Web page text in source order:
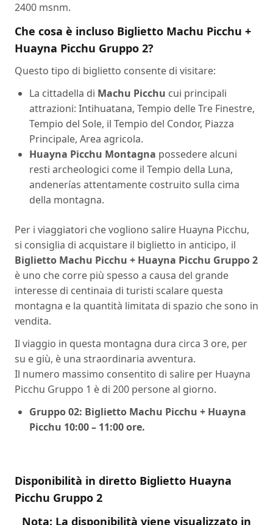
2400 msnm.
Che cosa è incluso Biglietto Machu Picchu +
Huayna Picchu Gruppo 2?
Questo tipo di biglietto consente di visitare:
La cittadella di Machu Picchu cui principali
attrazioni: Intihuatana, Tempio delle Tre Finestre,
Tempio del Sole, il Tempio del Condor, Piazza
Principale, Area agricola.
Huayna Picchu Montagna possedere alcuni
resti archeologici come il Tempio della Luna,
andenerías attentamente costruito sulla cima
della montagna.
Per i viaggiatori che vogliono salire Huayna Picchu,
si consiglia di acquistare il biglietto in anticipo, il
Biglietto Machu Picchu + Huayna Picchu Gruppo 2
è uno che corre più spesso a causa del grande
interesse di centinaia di turisti scalare questa
montagna e la quantità limitata di spazio che sono in
vendita.
Il viaggio in questa montagna dura circa 3 ore, per
su e giù, è una straordinaria avventura.
Il numero massimo consentito di salire per Huayna
Picchu Gruppo 1 è di 200 persone al giorno.
Gruppo 02: Biglietto Machu Picchu + Huayna
Picchu 10:00 – 11:00 ore.
Disponibilità in diretto Biglietto Huayna
Picchu Gruppo 2
Nota: La disponibilità viene visualizzato in